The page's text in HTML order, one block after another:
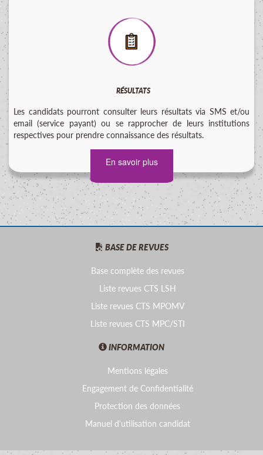
RÉSULTATS
Les candidats pourront consulter leurs résultats via SMS et/ou
email (service payant) ou se rapprocher de leurs institutions
respectives pour prendre connaissance des résultats.
En savoir plus
BASE DE REVUES
Base complète des revues
Liste revues CTS LSH
Liste revues CTS MPOMV
Liste revues CTS MPC/STI
INFORMATION
Mentions légales
Engagement de Confidentialité
Protection des données
Manuel d'utilisation candidat